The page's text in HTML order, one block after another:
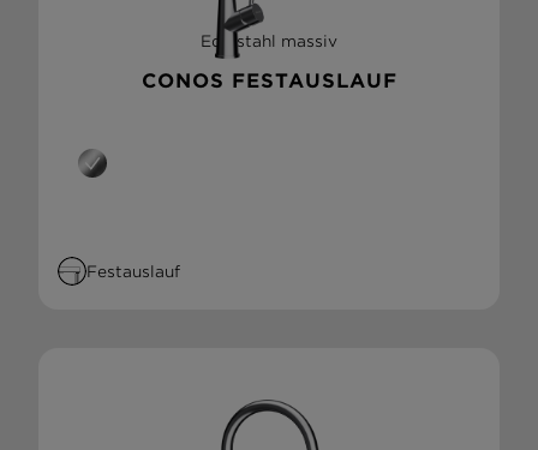
Edelstahl massiv
CONOS FESTAUSLAUF
Festauslauf